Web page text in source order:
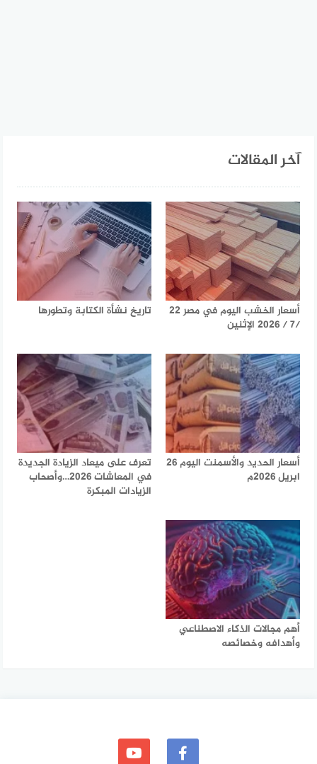
آخر المقالات
أسعار الخشب اليوم في مصر 22
/7 / 2026 الإثنين
تاريخ نشأة الكتابة وتطورها
أسعار الحديد والأسمنت اليوم 26
ابريل 2026م
تعرف على ميعاد الزيادة الجديدة
في المعاشات 2026…وأصحاب
الزيادات المبكرة
أهم مجالات الذكاء الاصطناعي
وأهدافه وخصائصه